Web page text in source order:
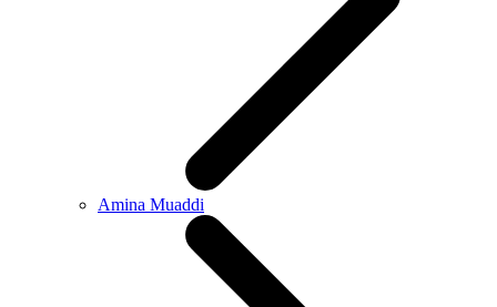
Amina Muaddi